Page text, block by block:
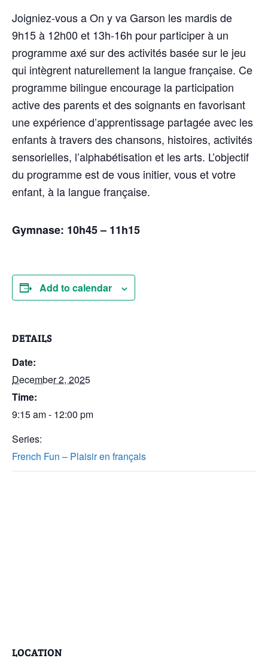
Joigniez-vous a On y va Garson les mardis de
9h15 à 12h00 et 13h-16h pour participer à un
programme axé sur des activités basée sur le jeu
qui intègrent naturellement la langue française. Ce
programme bilingue encourage la participation
active des parents et des soignants en favorisant
une expérience d’apprentissage partagée avec les
enfants à travers des chansons, histoires, activités
sensorielles, l’alphabétisation et les arts. L’objectif
du programme est de vous initier, vous et votre
enfant, à la langue française.
Gymnase: 10h45 – 11h15
Add to calendar
DETAILS
Date:
December 2, 2025
Time:
9:15 am - 12:00 pm
Series:
French Fun – Plaisir en français
LOCATION